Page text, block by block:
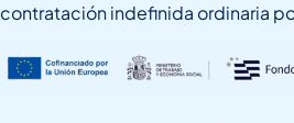
contratación indefinida ordinaria